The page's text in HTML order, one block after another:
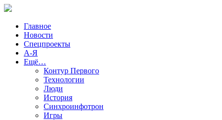
Главное
Новости
Спецпроекты
А-Я
Ещё…
Контур Первого
Технологии
Люди
История
Синхроинфотрон
Игры